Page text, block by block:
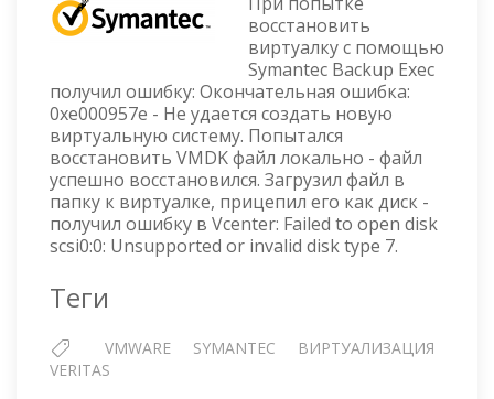
EXEC
—
НЕ
УДАЁТСЯ
СОЗДАТЬ
НОВУЮ
ВИРТУАЛЬНУЮ
СИСТЕМУ
восстановить
виртуалку с помощью
Symantec Backup Exec
получил ошибку: Окончательная ошибка:
0xe000957e - Не удается создать новую
виртуальную систему. Попытался
восстановить VMDK файл локально - файл
успешно восстановился. Загрузил файл в
папку к виртуалке, прицепил его как диск -
получил ошибку в Vcenter: Failed to open disk
scsi0:0: Unsupported or invalid disk type 7.
Теги
VMWARE SYMANTEC
ВИРТУАЛИЗАЦИЯ
VERITAS